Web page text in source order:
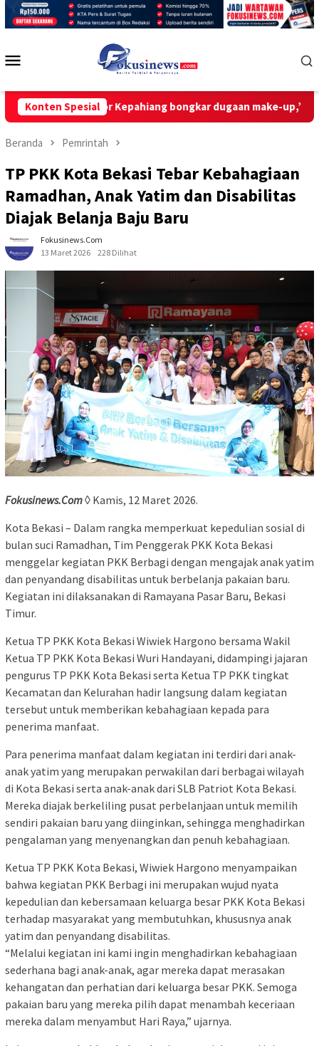
Loncat
Konten Spesial
Tipikor Kepahiang bongkar dugaan make-up,”cashback” dan
Beranda Pemrintah
TP PKK Kota Bekasi Tebar Kebahagiaan
Ramadhan, Anak Yatim dan Disabilitas
Diajak Belanja Baju Baru
Fokusinews.com
13 Maret 2026
228 Dilihat
Fokusinews.Com◊ Kamis, 12 Maret 2026.
Kota Bekasi – Dalam rangka memperkuat kepedulian sosial di
bulan suci Ramadhan, Tim Penggerak PKK Kota Bekasi
menggelar kegiatan PKK Berbagi dengan mengajak anak yatim
dan penyandang disabilitas untuk berbelanja pakaian baru.
Kegiatan ini dilaksanakan di Ramayana Pasar Baru, Bekasi
Timur.
Ketua TP PKK Kota Bekasi Wiwiek Hargono bersama Wakil
Ketua TP PKK Kota Bekasi Wuri Handayani, didampingi jajaran
pengurus TP PKK Kota Bekasi serta Ketua TP PKK tingkat
Kecamatan dan Kelurahan hadir langsung dalam kegiatan
tersebut untuk memberikan kebahagiaan kepada para
penerima manfaat.
Para penerima manfaat dalam kegiatan ini terdiri dari anak-
anak yatim yang merupakan perwakilan dari berbagai wilayah
di Kota Bekasi serta anak-anak dari SLB Patriot Kota Bekasi.
Mereka diajak berkeliling pusat perbelanjaan untuk memilih
sendiri pakaian baru yang diinginkan, sehingga menghadirkan
pengalaman yang menyenangkan dan penuh kebahagiaan.
Ketua TP PKK Kota Bekasi, Wiwiek Hargono menyampaikan
bahwa kegiatan PKK Berbagi ini merupakan wujud nyata
kepedulian dan kebersamaan keluarga besar PKK Kota Bekasi
terhadap masyarakat yang membutuhkan, khususnya anak
yatim dan penyandang disabilitas.
“Melalui kegiatan ini kami ingin menghadirkan kebahagiaan
sederhana bagi anak-anak, agar mereka dapat merasakan
kehangatan dan perhatian dari keluarga besar PKK. Semoga
pakaian baru yang mereka pilih dapat menambah keceriaan
mereka dalam menyambut Hari Raya,” ujarnya.